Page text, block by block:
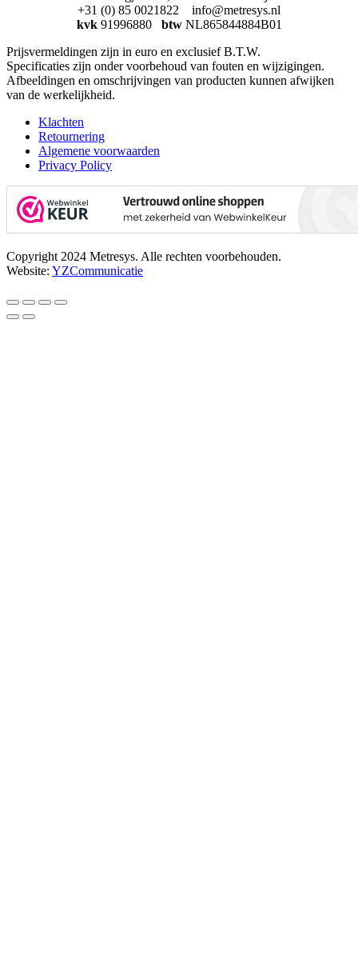
+31 (0) 85 0021822 info@metresys.nl
kvk 91996880 btw NL865844884B01
Prijsvermeldingen zijn in euro en exclusief B.T.W.
Specificaties zijn onder voorbehoud van fouten en wijzigingen.
Afbeeldingen en omschrijvingen van producten kunnen afwijken
van de werkelijkheid.
Klachten
Retournering
Algemene voorwaarden
Privacy Policy
Copyright 2024 Metresys. Alle rechten voorbehouden.
Website: YZCommunicatie